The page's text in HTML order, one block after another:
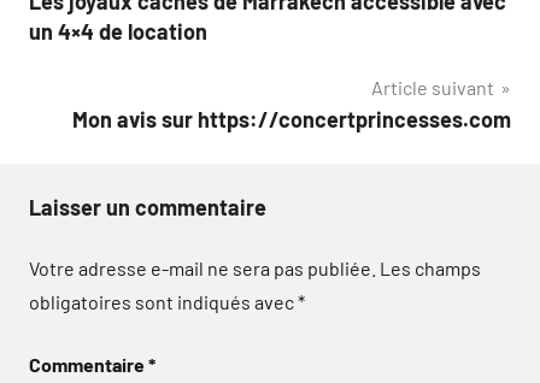
de
un 4×4 de location
Article suivant
Mon avis sur https://concertprincesses.com
Laisser un commentaire
Votre adresse e-mail ne sera pas publiée. Les champs
obligatoires sont indiqués avec*
Commentaire*